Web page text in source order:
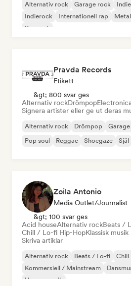
Alternativ rock Garage rock
Indierock
Internationell rap
Poprock
Pravda Records
Etikett
&gt; 800 svar ges
Alternativ rockDrömpop
Signera artister eller ge ut deras
Alternativ rock Drömpop
Pop soul
Reggae Shoegaze Själ
Zoila Antonio
Media Outlet/Journalist
&gt; 100 svar ges
Acid houseAlternativ rockBeats /
Chill / Lo-fi Hip-HopKlassisk musik
Skriva artiklar
Alternativ rock Beats / Lo-fi
Chill
Kommersiell / Mainstream
House-musik